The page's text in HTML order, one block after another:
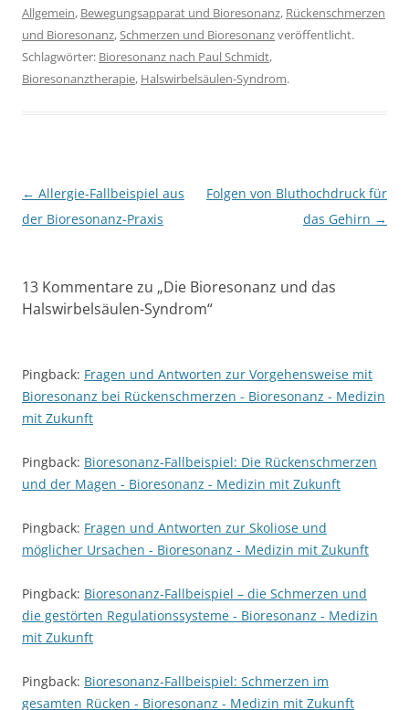
Allgemein, Bewegungsapparat und Bioresonanz, Rückenschmerzen
und Bioresonanz,Schmerzen und Bioresonanzveröffentlicht.
Schlagwörter: Bioresonanz nach Paul Schmidt,
Bioresonanztherapie, Halswirbelsäulen-Syndrom.
Beitragsnavigation
← Allergie-Fallbeispiel aus
der Bioresonanz-Praxis
Folgen von Bluthochdruck für
das Gehirn →
13 Kommentare zu „Die Bioresonanz und das
Halswirbelsäulen-Syndrom“
Pingback: Fragen und Antworten zur Vorgehensweise mit
Bioresonanz bei Rückenschmerzen - Bioresonanz - Medizin
mit Zukunft
Pingback: Bioresonanz-Fallbeispiel: Die Rückenschmerzen
und der Magen - Bioresonanz - Medizin mit Zukunft
Pingback: Fragen und Antworten zur Skoliose und
möglicher Ursachen - Bioresonanz - Medizin mit Zukunft
Pingback: Bioresonanz-Fallbeispiel – die Schmerzen und
die gestörten Regulationssysteme - Bioresonanz - Medizin
mit Zukunft
Pingback: Bioresonanz-Fallbeispiel: Schmerzen im
gesamten Rücken - Bioresonanz - Medizin mit Zukunft